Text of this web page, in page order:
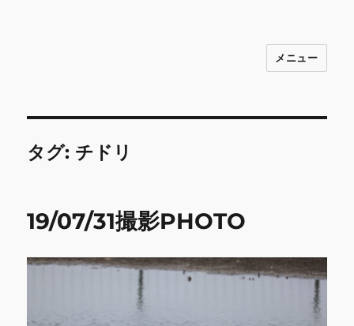
INNOCENCE ～日常に彩りを～ フ
物 etc販売 江戸川区瑞江
メニュー
タグ: チドリ
19/07/31撮影PHOTO